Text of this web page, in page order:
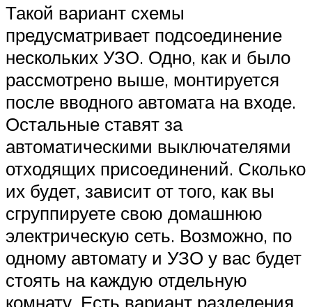
Такой вариант схемы
предусматривает подсоединение
нескольких УЗО. Одно, как и было
рассмотрено выше, монтируется
после вводного автомата на входе.
Остальные ставят за
автоматическими выключателями
отходящих присоединений. Сколько
их будет, зависит от того, как вы
сгруппируете свою домашнюю
электрическую сеть. Возможно, по
одному автомату и УЗО у вас будет
стоять на каждую отдельную
комнату. Есть вариант разделения